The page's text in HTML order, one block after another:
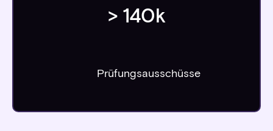
> 140k
Prüfungsausschüsse